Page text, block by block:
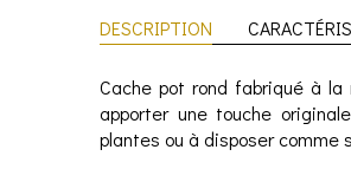
DESCRIPTION
Cache pot rond fabriqué à
apporter une touche
plantes ou à disposer comme